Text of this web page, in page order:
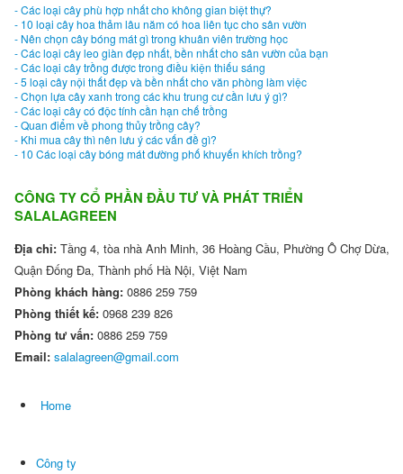
- Các loại cây phù hợp nhất cho không gian biệt thự?
- 10 loại cây hoa thảm lâu năm có hoa liên tục cho sân vườn
- Nên chọn cây bóng mát gì trong khuân viên trường học
- Các loại cây leo giàn đẹp nhất, bền nhất cho sân vườn của bạn
- Các loại cây trồng được trong điều kiện thiếu sáng
- 5 loại cây nội thất đẹp và bền nhất cho văn phòng làm việc
- Chọn lựa cây xanh trong các khu trung cư cần lưu ý gì?
- Các loại cây có độc tính cần hạn chế trồng
- Quan điểm về phong thủy trồng cây?
- Khi mua cây thì nên lưu ý các vấn đề gì?
- 10 Các loại cây bóng mát đường phố khuyến khích trồng?
CÔNG TY CỔ PHẦN ĐẦU TƯ VÀ PHÁT TRIỂN
SALALAGREEN
Địa chỉ: Tầng 4, tòa nhà Anh Minh, 36 Hoàng Cầu, Phường Ô Chợ Dừa,
Quận Đống Đa, Thành phố Hà Nội, Việt Nam
Phòng khách hàng: 0886 259 759
Phòng thiết kế: 0968 239 826
Phòng tư vấn: 0886 259 759
Email: salalagreen@gmail.com
Home
Công ty